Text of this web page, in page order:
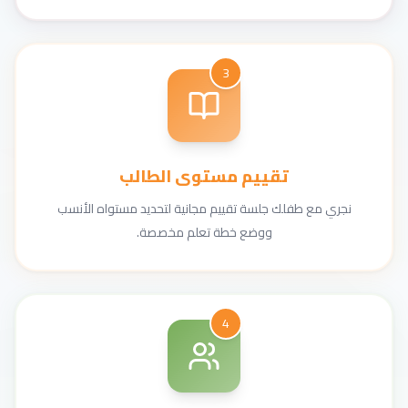
3
تقييم مستوى الطالب
نجري مع طفلك جلسة تقييم مجانية لتحديد مستواه الأنسب
ووضع خطة تعلم مخصصة.
4